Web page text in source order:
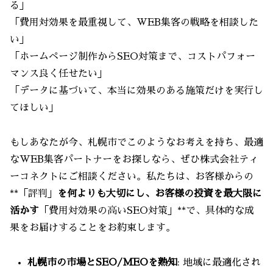
る」
「費用対効果を最重視して、WEB集客の戦略を相談した
い」
「ホームページ制作からSEO対策まで、コストパフォー
マンス良く任せたい」
「データに基づいて、本当に効果のある施策だけを実行し
てほしい」
もしあなたが今、札幌市でこのようなお考えを持ち、最適
なWEB集客パートナーをお探しなら、ぜひ株式会社ティ
ーコネクトにご相談ください。私たちは、お客様からの
**「評判」
を何よりも大切にし、お客様の投資を最大限に
活かす 「費用対効果の高いSEO対策」**で、具体的な成
果をお届けすることをお約束します。
札幌市の市場とSEO/MEOを熟知: 地域に最適化され